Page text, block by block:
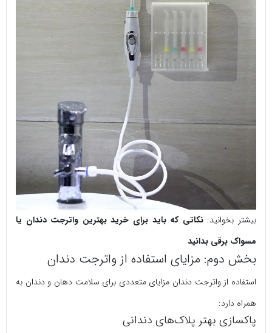
بیشتر بخوانید:نکاتی که باید برای خرید بهترین واترجت دندان یا
مسواک برقی بدانید
بخش دوم: مزایای استفاده از واترجت دندان
استفاده از واترجت دندان مزایای متعددی برای سلامت دهان و دندان به
همراه دارد:
پاکسازی بهتر پلاک‌های دندانی